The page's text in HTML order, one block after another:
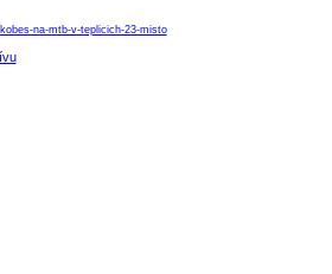
na-mtb-v-teplicich-23-misto